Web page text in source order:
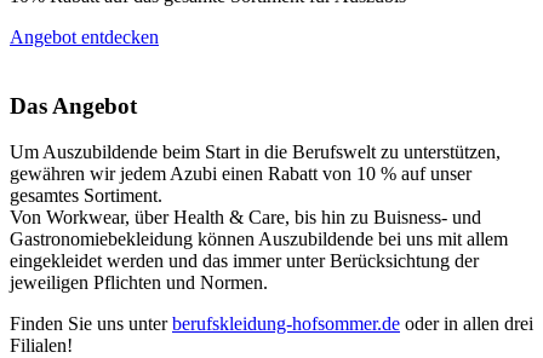
Angebot entdecken
Das Angebot
Um Auszubildende beim Start in die Berufswelt zu unterstützen,
gewähren wir jedem Azubi einen Rabatt von 10 % auf unser
gesamtes Sortiment.
Von Workwear, über Health & Care, bis hin zu Buisness- und
Gastronomiebekleidung können Auszubildende bei uns mit allem
eingekleidet werden und das immer unter Berücksichtung der
jeweiligen Pflichten und Normen.
Finden Sie uns unterberufskleidung-hofsommer.de oder in allen drei
Filialen!